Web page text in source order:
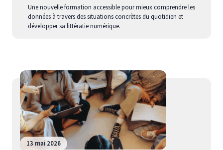
Une nouvelle formation accessible pour mieux comprendre les
données à travers des situations concrètes du quotidien et
développer sa littératie numérique.
13 mai 2026